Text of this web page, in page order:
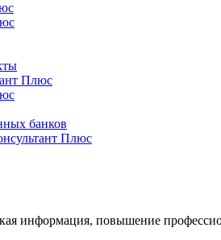
Плюс
банков
Плюс
информация, повышение